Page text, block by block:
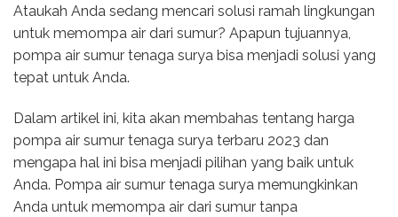
Ataukah Anda sedang mencari solusi ramah lingkungan
untuk memompa air dari sumur? Apapun tujuannya,
pompa air sumur tenaga surya bisa menjadi solusi yang
tepat untuk Anda.
Dalam artikel ini, kita akan membahas tentang harga
pompa air sumur tenaga surya terbaru 2023 dan
mengapa hal ini bisa menjadi pilihan yang baik untuk
Anda. Pompa air sumur tenaga surya memungkinkan
Anda untuk memompa air dari sumur tanpa